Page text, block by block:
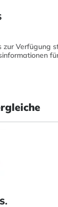
zur Verfügung